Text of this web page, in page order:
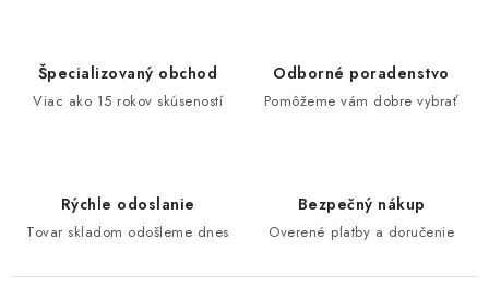
Špecializovaný obchod
Viac ako 15 rokov skúseností
Odborné poradenstvo
Pomôžeme vám dobre vybrať
Rýchle odoslanie
Tovar skladom odošleme dnes
Bezpečný nákup
Overené platby a doručenie